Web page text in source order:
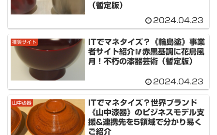
（暫定版）
2024.04.23
推奨サイト
ITでマネタイズ？《輪島塗》事業
者サイト紹介🥢赤黒基調に花鳥風
月！不朽の漆器芸術（暫定版）
2024.04.23
山中漆器
ITでマネタイズ？世界ブランド
《山中漆器》のビジネスモデル支
援&連携先を5領域で分かり易く
ご紹介